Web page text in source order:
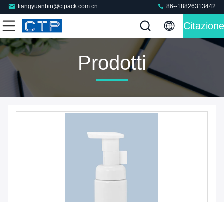
liangyuanbin@ctpack.com.cn 86--18826313442
Citazione
Prodotti